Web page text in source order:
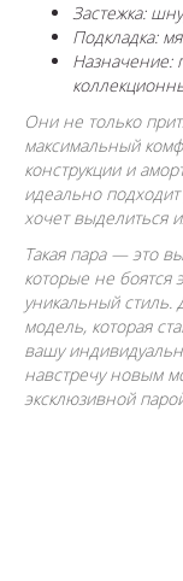
Застежка:
Подкладка:
Назначение:
Они не только
максимальный
конструкции и
идеально
хочет выделиться
Такая пара — это
которые не боятся
уникальный стиль.
модель, которая
вашу
навстречу новым
эксклюзивной